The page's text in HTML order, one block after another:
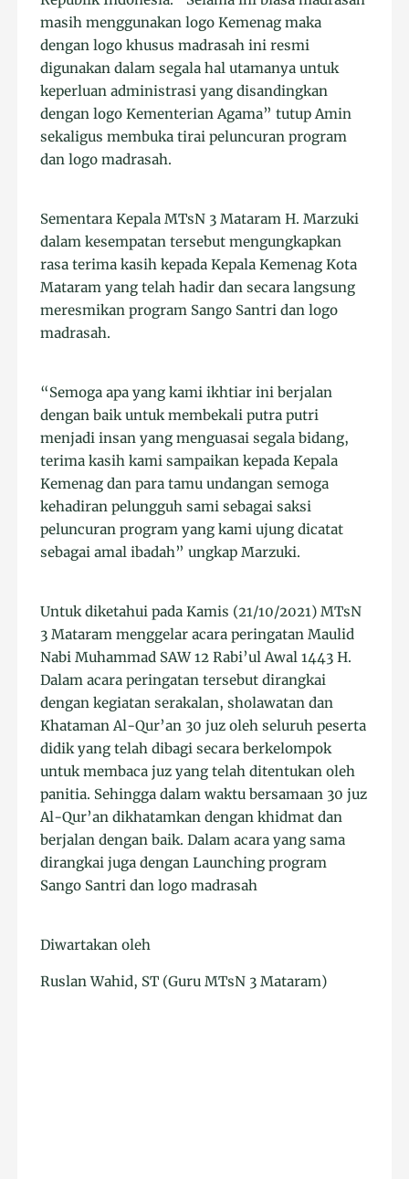
masih menggunakan logo Kemenag maka
dengan logo khusus madrasah ini resmi
digunakan dalam segala hal utamanya untuk
keperluan administrasi yang disandingkan
dengan logo Kementerian Agama” tutup Amin
sekaligus membuka tirai peluncuran program
dan logo madrasah.
Sementara Kepala MTsN 3 Mataram H. Marzuki
dalam kesempatan tersebut mengungkapkan
rasa terima kasih kepada Kepala Kemenag Kota
Mataram yang telah hadir dan secara langsung
meresmikan program Sango Santri dan logo
madrasah.
“Semoga apa yang kami ikhtiar ini berjalan
dengan baik untuk membekali putra putri
menjadi insan yang menguasai segala bidang,
terima kasih kami sampaikan kepada Kepala
Kemenag dan para tamu undangan semoga
kehadiran pelungguh sami sebagai saksi
peluncuran program yang kami ujung dicatat
sebagai amal ibadah” ungkap Marzuki.
Untuk diketahui pada Kamis (21/10/2021) MTsN
3 Mataram menggelar acara peringatan Maulid
Nabi Muhammad SAW 12 Rabi’ul Awal 1443 H.
Dalam acara peringatan tersebut dirangkai
dengan kegiatan serakalan, sholawatan dan
Khataman Al-Qur’an 30 juz oleh seluruh peserta
didik yang telah dibagi secara berkelompok
untuk membaca juz yang telah ditentukan oleh
panitia. Sehingga dalam waktu bersamaan 30 juz
Al-Qur’an dikhatamkan dengan khidmat dan
berjalan dengan baik. Dalam acara yang sama
dirangkai juga dengan Launching program
Sango Santri dan logo madrasah
Diwartakan oleh
Ruslan Wahid, ST (Guru MTsN 3 Mataram)